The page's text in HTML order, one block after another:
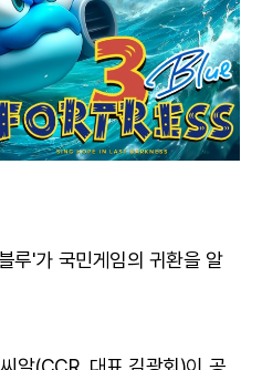
루'가 국민게임의 귀환을 알